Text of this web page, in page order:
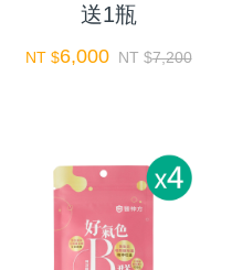
送1瓶
NT $6,000 NT $7,200